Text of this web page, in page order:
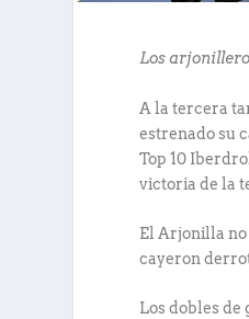
Los
A la tercera
estrenado su
Top 10
victoria de la
El Arjonilla no
cayeron
Los dobles